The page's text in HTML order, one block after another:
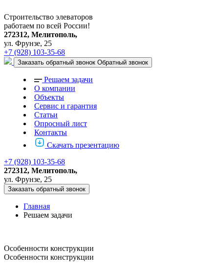
Строительство элеваторов
работаем по всей России!
272312, Мелитополь,
ул. Фрунзе, 25
+7 (928) 103-35-68
Заказать обратный звонок Обратный звонок
Решаем задачи
О компании
Объекты
Сервис и гарантия
Статьи
Опросный лист
Контакты
Скачать презентацию
+7 (928) 103-35-68
272312, Мелитополь,
ул. Фрунзе, 25
Заказать обратный звонок
Главная
Решаем задачи
Особенности конструкции
Особенности конструкции